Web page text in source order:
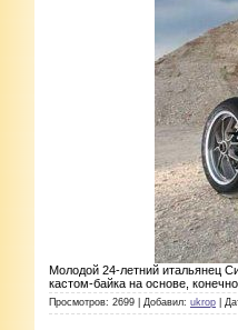
Молодой 24-летний итальянец
кастом-байка на основе,
Просмотров: 2699 | Добавил: ukrop |